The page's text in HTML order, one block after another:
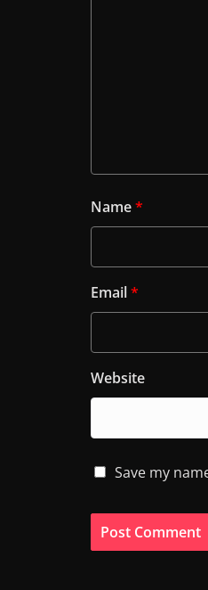
Name*
Email*
Website
Save my